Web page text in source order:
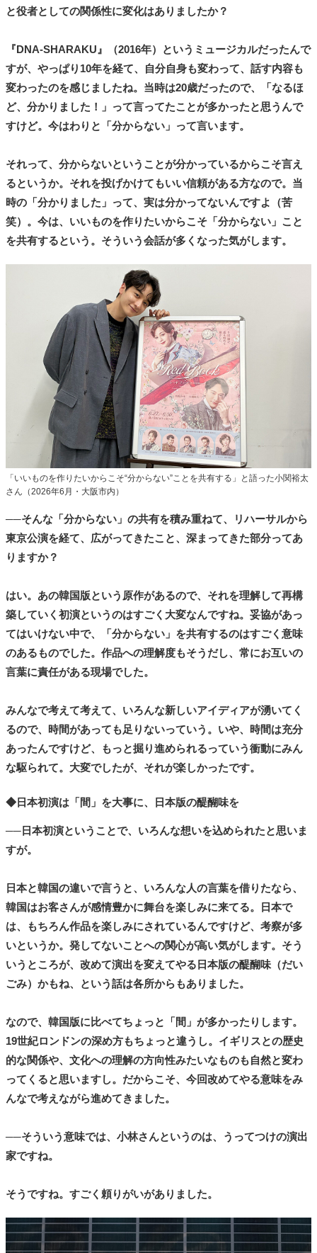
と役者としての関係性に変化はありましたか？
『DNA-SHARAKU』（2016年）というミュージカルだったんで
すが、やっぱり10年を経て、自分自身も変わって、話す内容も
変わったのを感じましたね。当時は20歳だったので、「なるほ
ど、分かりました！」って言ってたことが多かったと思うんで
すけど。今はわりと「分からない」って言います。
それって、分からないということが分かっているからこそ言え
るというか。それを投げかけてもいい信頼がある方なので。当
時の「分かりました」って、実は分かってないんですよ（苦
笑）。今は、いいものを作りたいからこそ「分からない」こと
を共有するという。そういう会話が多くなった気がします。
「いいものを作りたいからこそ“分からない”ことを共有する」と語った小関裕太
さん（2026年6月・大阪市内）
──そんな「分からない」の共有を積み重ねて、リハーサルから
東京公演を経て、広がってきたこと、深まってきた部分ってあ
りますか？
はい。あの韓国版という原作があるので、それを理解して再構
築していく初演というのはすごく大変なんですね。妥協があっ
てはいけない中で、「分からない」を共有するのはすごく意味
のあるものでした。作品への理解度もそうだし、常にお互いの
言葉に責任がある現場でした。
みんなで考えて考えて、いろんな新しいアイディアが湧いてく
るので、時間があっても足りないっていう。いや、時間は充分
あったんですけど、もっと掘り進められるっていう衝動にみん
な駆られて。大変でしたが、それが楽しかったです。
◆日本初演は「間」を大事に、日本版の醍醐味を
──日本初演ということで、いろんな想いを込められたと思いま
すが。
日本と韓国の違いで言うと、いろんな人の言葉を借りたなら、
韓国はお客さんが感情豊かに舞台を楽しみに来てる。日本で
は、もちろん作品を楽しみにされているんですけど、考察が多
いというか。発してないことへの関心が高い気がします。そう
いうところが、改めて演出を変えてやる日本版の醍醐味（だい
ごみ）かもね、という話は各所からもありました。
なので、韓国版に比べてちょっと「間」が多かったりします。
19世紀ロンドンの深め方もちょっと違うし。イギリスとの歴史
的な関係や、文化への理解の方向性みたいなものも自然と変わ
ってくると思いますし。だからこそ、今回改めてやる意味をみ
んなで考えながら進めてきました。
──そういう意味では、小林さんというのは、うってつけの演出
家ですね。
そうですね。すごく頼りがいがありました。